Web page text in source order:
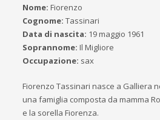
Nome: Fiorenzo
Cognome: Tassinari
Data di nascita: 19 maggio 1961
Soprannome:Il Migliore
Occupazione: sax
Fiorenzo Tassinari nasce a Galliera
una famiglia composta da mamma
e la sorella Fiorenza.